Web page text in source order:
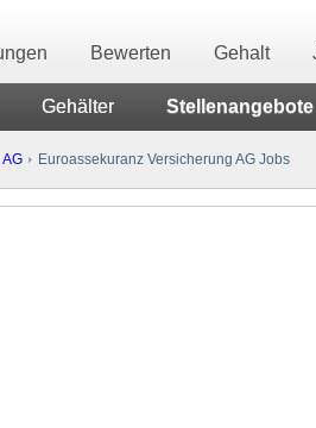
Bewerten Gehalt
Gehälter Stellenangebote
Euroassekuranz Versicherung AG Jobs